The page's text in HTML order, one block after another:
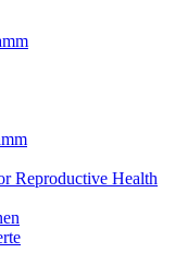
Reproductive Health